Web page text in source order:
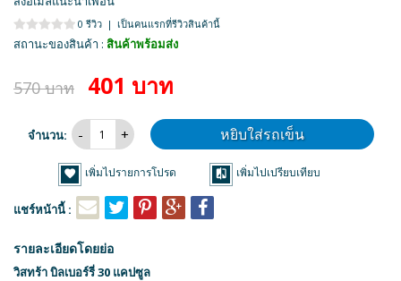
0 รีวิว | เป็นคนแรกที่รีวิวสินค้านี้
สถานะของสินค้า : สินค้าพร้อมส่ง
570 บาท 401 บาท
จำนวน: หยิบใส่รถเข็น
เพิ่มไปรายการโปรด เพิ่มไปเปรียบเทียบ
แชร์หน้านี้ :
รายละเอียดโดยย่อ
วิสทร้า บิลเบอร์รี่ 30 แคปซูล